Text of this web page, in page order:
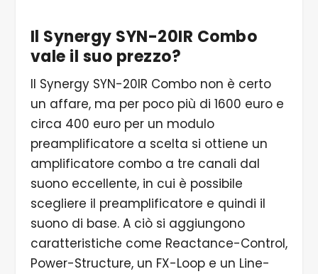
Il Synergy SYN-20IR Combo
vale il suo prezzo?
Il Synergy SYN-20IR Combo non è certo
un affare, ma per poco più di 1600 euro e
circa 400 euro per un modulo
preamplificatore a scelta si ottiene un
amplificatore combo a tre canali dal
suono eccellente, in cui è possibile
scegliere il preamplificatore e quindi il
suono di base. A ciò si aggiungono
caratteristiche come Reactance-Control,
Power-Structure, un FX-Loop e un Line-